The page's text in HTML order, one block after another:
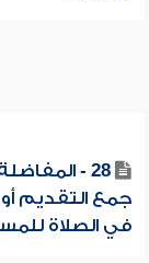
28 -
جمع التقديم أو
في الصلاة